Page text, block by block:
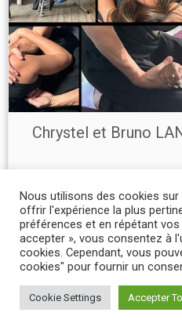
Chrystel et Bruno
·© 2026 Vita'Santé
Nous utilisons des cookies
offrir l'expérience la plus
préférences et en répétant
accepter », vous consentez à
cookies. Cependant, vous
cookies" pour fournir un
Cookie Settings Accepter